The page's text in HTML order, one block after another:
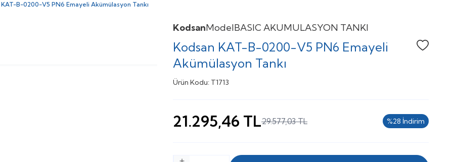
B-0200-V5 PN6 Emayeli Akümülasyon Tankı
KodsanModelBASIC AKUMULASYON TANKI
Kodsan KAT-B-0200-V5 PN6 Emayeli
Akümülasyon Tankı
Favoriye
Ürün Kodu: T1713
21.295,46 TL29.577,03TL %28 İndirim